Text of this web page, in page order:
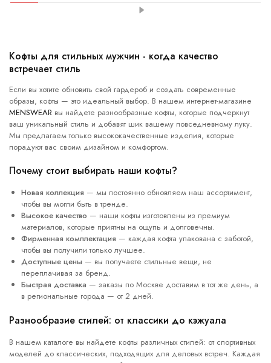
Кофты для стильных мужчин - когда качество
встречает стиль
Если вы хотите обновить свой гардероб и создать современные
образы, кофты — это идеальный выбор. В нашем интернет-магазине
MENSWEAR вы найдете разнообразные кофты, которые подчеркнут
ваш уникальный стиль и добавят шик вашему повседневному луку.
Мы предлагаем только высококачественные изделия, которые
порадуют вас своим дизайном и комфортом.
Почему стоит выбирать наши кофты?
Новая коллекция — мы постоянно обновляем наш ассортимент,
чтобы вы могли быть в тренде.
Высокое качество — наши кофты изготовлены из премиум
материалов, которые приятны на ощупь и долговечны.
Фирменная комплектация — каждая кофта упакована с заботой,
чтобы вы получили только лучшее.
Доступные цены — вы получаете стильные вещи, не
переплачивая за бренд.
Быстрая доставка — заказы по Москве доставим в тот же день, а
в региональные города — от 2 дней.
Разнообразие стилей: от классики до кэжуала
В нашем каталоге вы найдете кофты различных стилей: от спортивных
моделей до классических, подходящих для деловых встреч. Каждая